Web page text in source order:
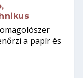
a papír és